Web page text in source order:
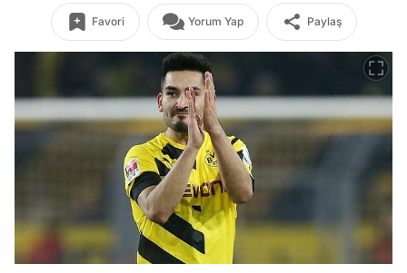
Favori Yorum Yap Paylaş